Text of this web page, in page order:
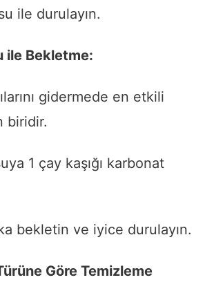
ile durulayın.
ile Bekletme:
gidermede en etkili
biridir.
1 çay kaşığı karbonat
bekletin ve iyice durulayın.
Göre Temizleme